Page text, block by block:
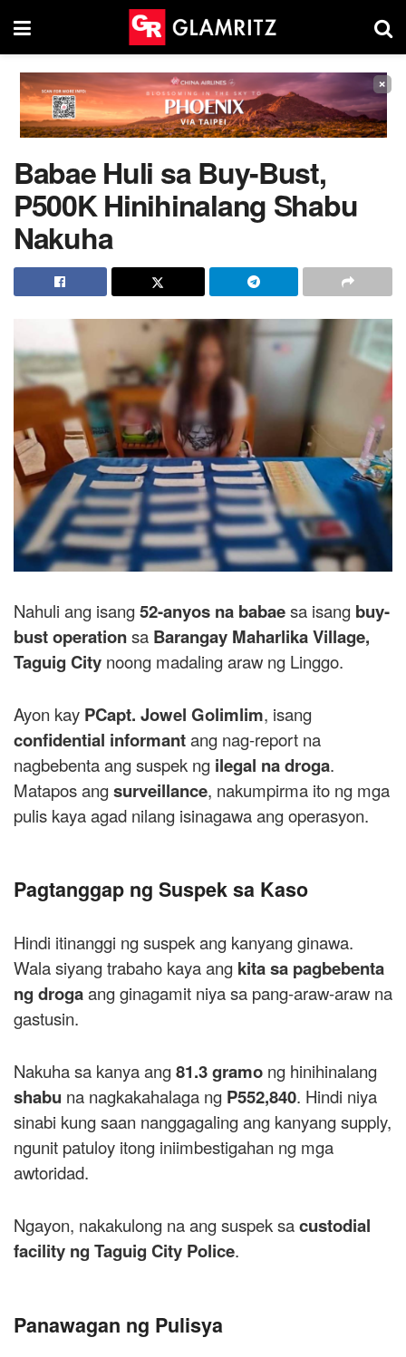
×
Babae Huli sa Buy-Bust,
P500K Hinihinalang Shabu
Nakuha
Nahuli ang isang52-anyos na babaesa isang buy-
bust operationsa Barangay Maharlika Village,
Taguig City noong madaling araw ng Linggo.
Ayon kay PCapt. Jowel Golimlim, isang
confidential informantang nag-report na
nagbebenta ang suspek ng ilegal na droga.
Matapos angsurveillance, nakumpirma ito ng mga
pulis kaya agad nilang isinagawa ang operasyon.
Pagtanggap ng Suspek sa Kaso
Hindi itinanggi ng suspek ang kanyang ginawa.
Wala siyang trabaho kaya ang kita sa pagbebenta
ng drogaang ginagamit niya sa pang-araw-araw na
gastusin.
Nakuha sa kanya ang81.3 gramo ng hinihinalang
shabu na nagkakahalaga ng P552,840. Hindi niya
sinabi kung saan nanggagaling ang kanyang supply,
ngunit patuloy itong iniimbestigahan ng mga
awtoridad.
Ngayon, nakakulong na ang suspek sacustodial
facility ng Taguig City Police.
Panawagan ng Pulisya